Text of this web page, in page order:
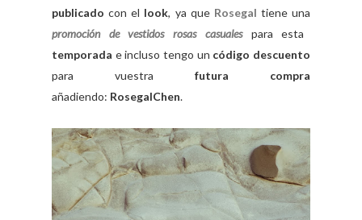
publicado con el look, ya que Rosegal tiene una
promoción de vestidos rosas casualespara esta
temporada e incluso tengo un código descuento
para vuestra futura compra
añadiendo: RosegalChen.